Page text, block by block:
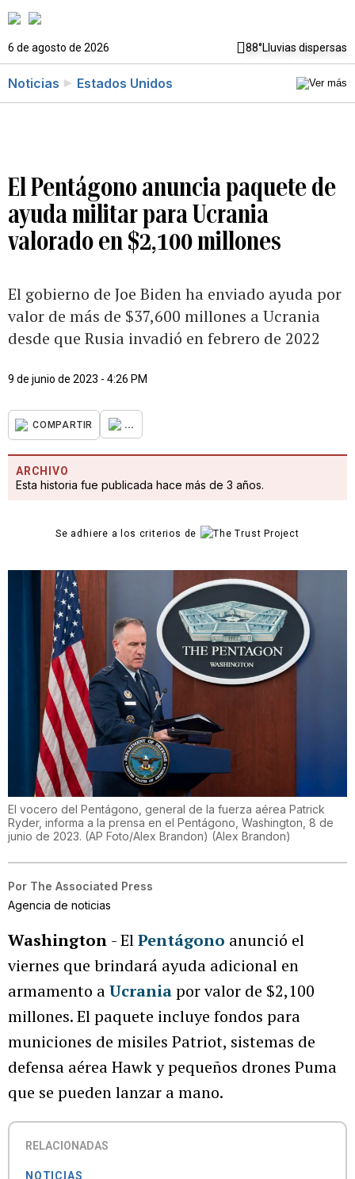
6 de agosto de 2026 88°Lluvias dispersas
Noticias Estados Unidos
El Pentágono anuncia paquete de
ayuda militar para Ucrania
valorado en $2,100 millones
El gobierno de Joe Biden ha enviado ayuda por
valor de más de $37,600 millones a Ucrania
desde que Rusia invadió en febrero de 2022
9 de junio de 2023 - 4:26 PM
COMPARTIR ...
ARCHIVO
Esta historia fue publicada hace más de 3 años.
Se adhiere a los criterios de
El vocero del Pentágono, general de la fuerza aérea Patrick
Ryder, informa a la prensa en el Pentágono, Washington, 8 de
junio de 2023. (AP Foto/Alex Brandon) (Alex Brandon)
Por The Associated Press
Agencia de noticias
Washington - ElPentágono anunció el
viernes que brindará ayuda adicional en
armamento aUcraniapor valor de $2,100
millones. El paquete incluye fondos para
municiones de misiles Patriot, sistemas de
defensa aérea Hawk y pequeños drones Puma
que se pueden lanzar a mano.
RELACIONADAS
NOTICIAS